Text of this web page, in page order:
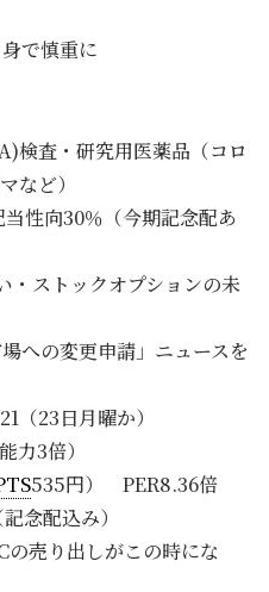
で慎重に
査・研究用医薬品（コロ
など）
向30％（今期記念配あ
・ストックオプションの未
への変更申請」ニュースを
（23日月曜か）
力3倍）
535円） PER8.36倍
念配込み）
の売り出しがこの時にな